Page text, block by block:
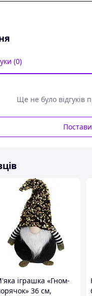
(0)
Ще не було відгуків
іграшка «Гном-
36 см,